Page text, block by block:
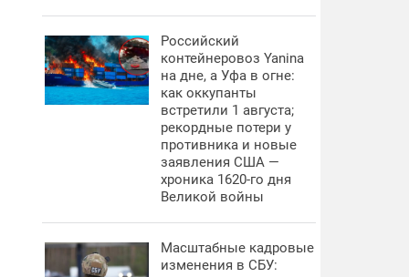
Российский
контейнеровоз Yanina
на дне, а Уфа в огне:
как оккупанты
встретили 1 августа;
рекордные потери у
противника и новые
заявления США —
хроника 1620-го дня
Великой войны
Масштабные кадровые
изменения в СБУ: